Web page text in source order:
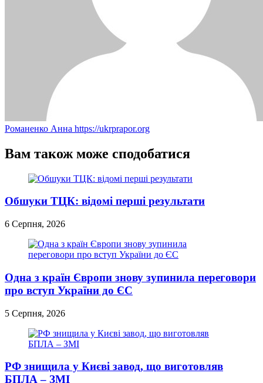
Романенко Анна https://ukrprapor.org
Вам також може сподобатися
Обшуки ТЦК: відомі перші результати
6 Серпня, 2026
Одна з країн Європи знову зупинила переговори
про вступ України до ЄС
5 Серпня, 2026
РФ знищила у Києві завод, що виготовляв
БПЛА – ЗМІ